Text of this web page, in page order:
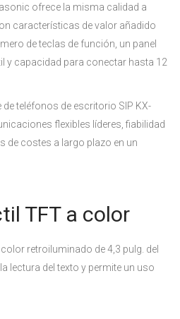
ofrece la misma calidad a
características de valor añadido
de teclas de función, un panel
y capacidad para conectar hasta 12
de teléfonos de escritorio SIP KX-
flexibles líderes, fiabilidad
de costes a largo plazo en un
TFT a color
color retroiluminado de 4,3 pulg. del
lectura del texto y permite un uso